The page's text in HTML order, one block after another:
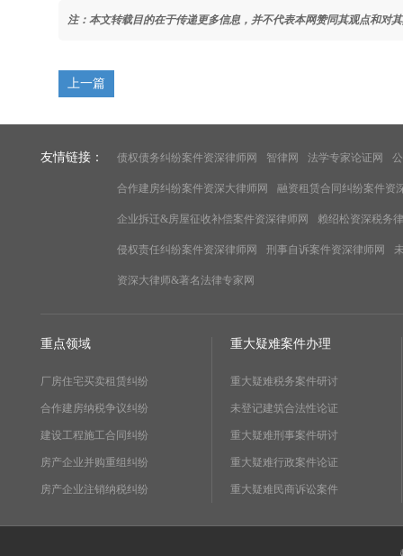
注：本文转载目的在于传递更多信息，并不代表本网赞同其观点和对
上一篇
友情链接： 债权债务纠纷案件资深律师网 智律网 法学专家论证网
合作建房纠纷案件资深大律师网 融资租赁合同纠纷案件资
企业拆迁&房屋征收补偿案件资深律师网 赖绍松资深税务
侵权责任纠纷案件资深律师网 刑事自诉案件资深律师网
资深大律师&著名法律专家网
重点领域
厂房住宅买卖租赁纠纷
合作建房纳税争议纠纷
建设工程施工合同纠纷
房产企业并购重组纠纷
房产企业注销纳税纠纷
重大疑难案件办理
重大疑难税务案件研讨
未登记建筑合法性论证
重大疑难刑事案件研讨
重大疑难行政案件论证
重大疑难民商诉讼案件